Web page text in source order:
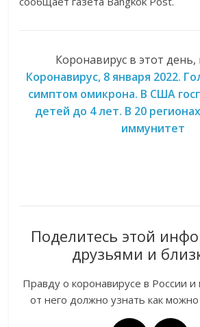
Коронавирус в этот день,
Коронавирус, 8 января 2022.
симптом омикрона. В США
детей до 4 лет. В 20
иммунитет
Поделитесь этой
друзьями и
Правду о коронавирусе в России
от него должно узнать как